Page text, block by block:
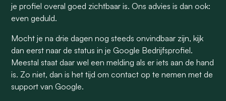
je profiel overal goed zichtbaar is. Ons advies is dan ook:
even geduld.
Mocht je na drie dagen nog steeds onvindbaar zijn, kijk
dan eerst naar de status in je Google Bedrijfsprofiel.
Meestal staat daar wel een melding als er iets aan de hand
is. Zo niet, dan is het tijd om contact op te nemen met de
support van Google.